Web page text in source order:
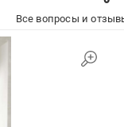
Все вопросы и